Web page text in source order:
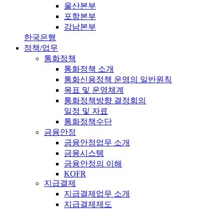
울산본부
포항본부
강남본부
한국은행
정책/업무
통화정책
통화정책 소개
통화신용정책 운영의 일반원칙
목표 및 운영체계
통화정책방향 결정회의
일정 및 자료
통화정책수단
금융안정
금융안정업무 소개
금융시스템
금융안정의 이해
KOFR
지급결제
지급결제업무 소개
지급결제제도